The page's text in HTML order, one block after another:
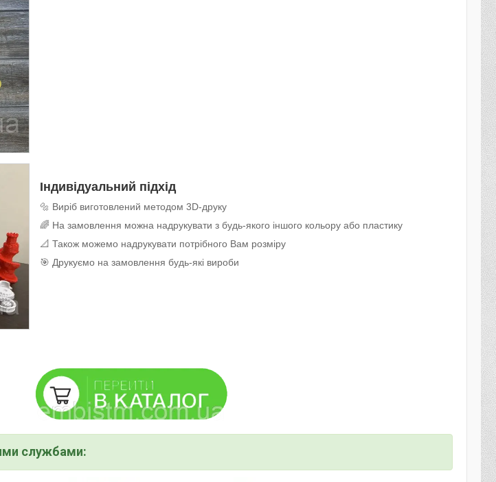
Індивідуальний підхід
🔩 Виріб виготовлений методом 3D-друку
🌈 На замовлення можна надрукувати з будь-якого іншого кольору або пластику
📐 Також можемо надрукувати потрібного Вам розміру
🎯 Друкуємо на замовлення будь-які вироби
службами: